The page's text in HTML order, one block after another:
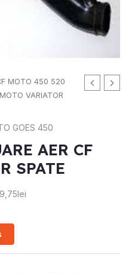
MOTO 450 520
VARIATOR
GOES 450
AER CF
SPATE